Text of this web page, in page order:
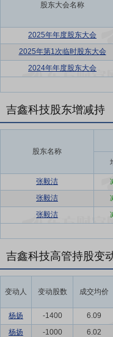
股东大会名称
2025年年度股东大会
2025年第1次临时股东大会
2024年年度股东大会
吉鑫科技股东增减持
股东名称
张毅洁
张毅洁
张毅洁
吉鑫科技高管持股变
变动人 变动股数 成交均价
杨扬 -1400 6.09
杨扬
-1000 6.02